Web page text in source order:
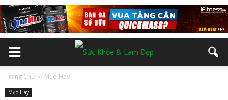
Trang Chủ Mẹo Hay
Mẹo Hay